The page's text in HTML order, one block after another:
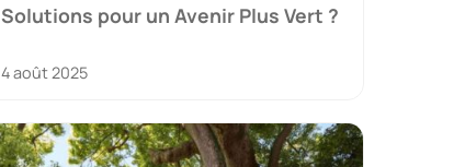
Solutions pour un Avenir Plus Vert ?
4 août 2025